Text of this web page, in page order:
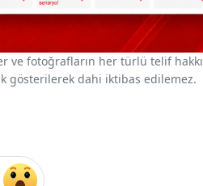
ve fotoğrafların her türlü telif hakkı
gösterilerek dahi iktibas edilemez.